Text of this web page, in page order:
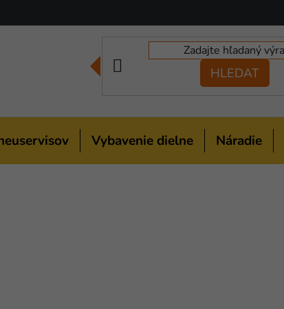
HLEDAT
Vybavenie dielne Náradie